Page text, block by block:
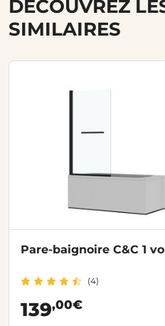
DÉCOUVREZ
SIMILAIRES
Pare-baignoire C&C 1
(4)
139,00€